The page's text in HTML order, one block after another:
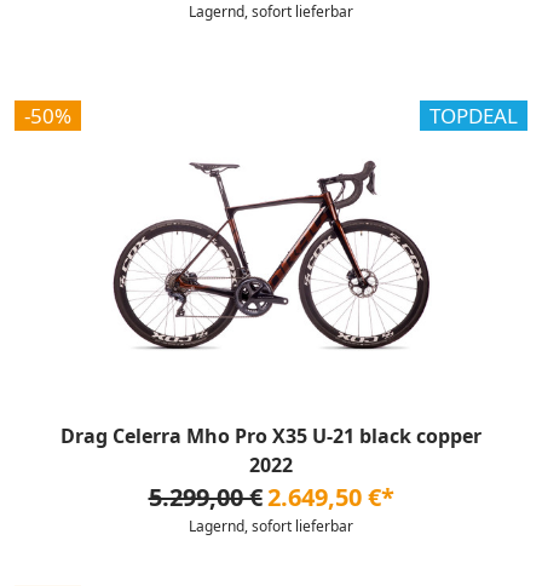
Lagernd, sofort lieferbar
-50% TOPDEAL
Drag Celerra Mho Pro X35 U-21 black copper
2022
5.299,00 €2.649,50 €*
Lagernd, sofort lieferbar